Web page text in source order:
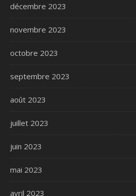
décembre 2023
novembre 2023
octobre 2023
septembre 2023
août 2023
juillet 2023
juin 2023
mai 2023
avril 2023